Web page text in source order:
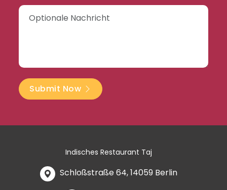
Submit Now
Indisches Restaurant Taj
Schloßstraße 64, 14059 Berlin